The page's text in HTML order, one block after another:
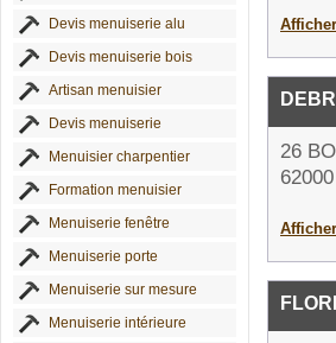
Devis menuiserie alu
Devis menuiserie bois
Artisan menuisier
Devis menuiserie
Menuisier charpentier
Formation menuisier
Menuiserie fenêtre
Menuiserie porte
Menuiserie sur mesure
Menuiserie intérieure
26